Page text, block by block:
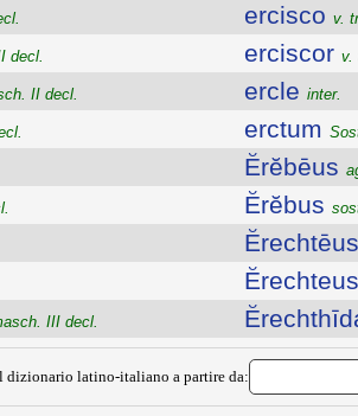
decl.
II decl.
III decl.
ercisco v.
erciscor v.
ercle inter.
erctum
Ĕrĕbēus
Ĕrĕbus
Ĕrechtēus
Ĕrechteus
dizionario latino-italiano a partire da: